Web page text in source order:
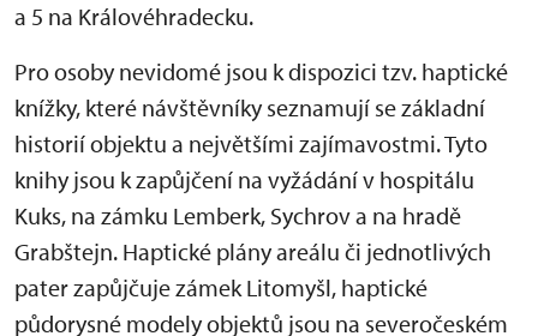
a 5 na Královéhradecku.
Pro osoby nevidomé jsou k dispozici tzv. haptické
knížky, které návštěvníky seznamují se základní
historií objektu a největšími zajímavostmi. Tyto
knihy jsou k zapůjčení na vyžádání v hospitálu
Kuks, na zámku Lemberk, Sychrov a na hradě
Grabštejn. Haptické plány areálu či jednotlivých
pater zapůjčuje zámek Litomyšl, haptické
půdorysné modely objektů jsou na severočeském